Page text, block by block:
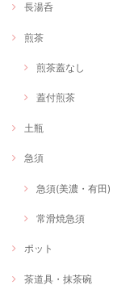
長湯呑
煎茶
煎茶蓋なし
蓋付煎茶
土瓶
急須
急須(美濃・有田)
常滑焼急須
ポット
茶道具・抹茶碗